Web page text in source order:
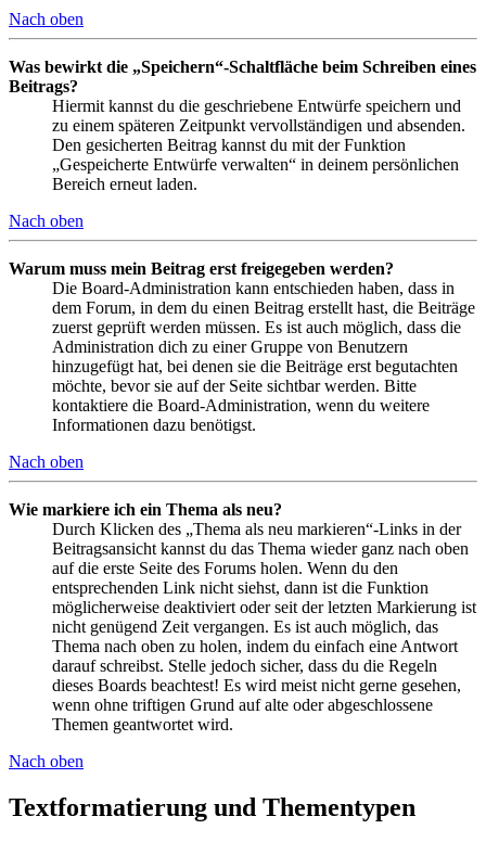
Nach oben
Was bewirkt die „Speichern“-Schaltfläche beim Schreiben eines
Beitrags?
Hiermit kannst du die geschriebene Entwürfe speichern und
zu einem späteren Zeitpunkt vervollständigen und absenden.
Den gesicherten Beitrag kannst du mit der Funktion
„Gespeicherte Entwürfe verwalten“ in deinem persönlichen
Bereich erneut laden.
Nach oben
Warum muss mein Beitrag erst freigegeben werden?
Die Board-Administration kann entschieden haben, dass in
dem Forum, in dem du einen Beitrag erstellt hast, die Beiträge
zuerst geprüft werden müssen. Es ist auch möglich, dass die
Administration dich zu einer Gruppe von Benutzern
hinzugefügt hat, bei denen sie die Beiträge erst begutachten
möchte, bevor sie auf der Seite sichtbar werden. Bitte
kontaktiere die Board-Administration, wenn du weitere
Informationen dazu benötigst.
Nach oben
Wie markiere ich ein Thema als neu?
Durch Klicken des „Thema als neu markieren“-Links in der
Beitragsansicht kannst du das Thema wieder ganz nach oben
auf die erste Seite des Forums holen. Wenn du den
entsprechenden Link nicht siehst, dann ist die Funktion
möglicherweise deaktiviert oder seit der letzten Markierung ist
nicht genügend Zeit vergangen. Es ist auch möglich, das
Thema nach oben zu holen, indem du einfach eine Antwort
darauf schreibst. Stelle jedoch sicher, dass du die Regeln
dieses Boards beachtest! Es wird meist nicht gerne gesehen,
wenn ohne triftigen Grund auf alte oder abgeschlossene
Themen geantwortet wird.
Nach oben
Textformatierung und Thementypen